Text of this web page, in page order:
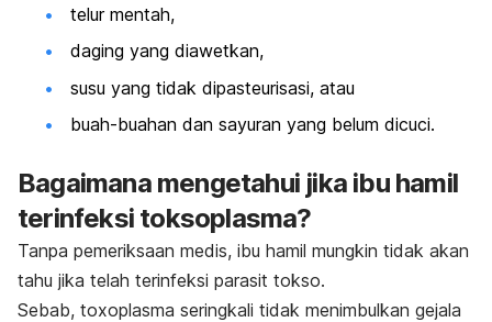
telur mentah,
daging yang diawetkan,
susu yang tidak dipasteurisasi, atau
buah-buahan dan sayuran yang belum dicuci.
Bagaimana mengetahui jika ibu hamil
terinfeksi toksoplasma?
Tanpa pemeriksaan medis, ibu hamil mungkin tidak akan
tahu jika telah terinfeksi parasit tokso.
Sebab, toxoplasma seringkali tidak menimbulkan gejala